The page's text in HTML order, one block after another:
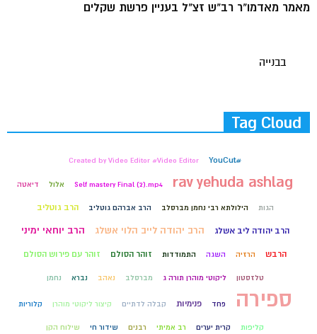
מאמר מאדמו"ר רב"ש זצ"ל בעניין פרשת שקלים
בבנייה
Tag Cloud
#YouCut
Created by Video Editor #Video Editor
rav yehuda ashlag
Self mastery Final (2).mp4 אלול דיאטה
הגות הילולתא רבי נחמן מברסלב הרב אברהם גוטליב הרב גוטליב
הרב יהודה ליב אשלג הרב יהודה לייב הלוי אשלג הרב יוחאי ימיני
הרבש הרזיה השגה התמודדות זוהר הסולם זוהר עם פירוש הסולם
טלזסטון ליקוטי מוהרן תורה ג מברסלב נאהב נברא נחמן
ספירה פחד פנימיות קבלה לדתיים קיצור ליקוטי מוהרן קלוריות
קליפות קרית יערים רב אמיתי רבנים שידור חי שילוח הקן